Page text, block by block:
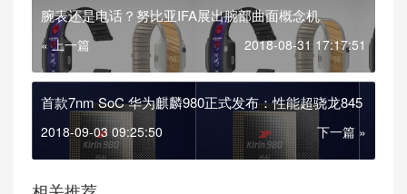
腕表还是电话？努比亚IFA展出腕部曲面概念机
« 上一篇 2018-08-31 17:17:51
首款7nm SoC 华为麒麟980正式发布：性能超骁龙845
2018-09-03 09:25:50 下一篇 »